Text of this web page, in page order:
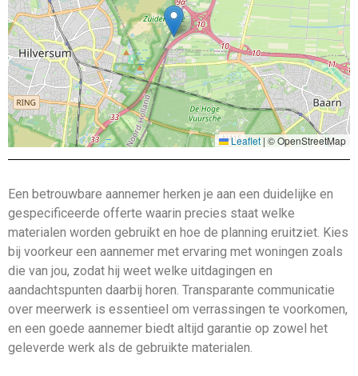
Leaflet | © OpenStreetMap
Een betrouwbare aannemer herken je aan een duidelijke en
gespecificeerde offerte waarin precies staat welke
materialen worden gebruikt en hoe de planning eruitziet. Kies
bij voorkeur een aannemer met ervaring met woningen zoals
die van jou, zodat hij weet welke uitdagingen en
aandachtspunten daarbij horen. Transparante communicatie
over meerwerk is essentieel om verrassingen te voorkomen,
en een goede aannemer biedt altijd garantie op zowel het
geleverde werk als de gebruikte materialen.